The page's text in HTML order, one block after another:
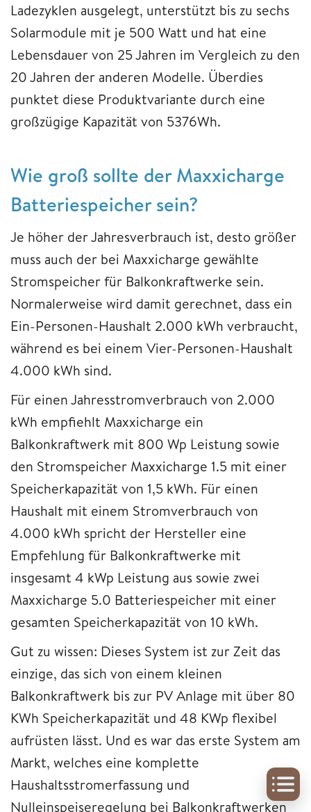
Ladezyklen ausgelegt, unterstützt bis zu sechs
Solarmodule mit je 500 Watt und hat eine
Lebensdauer von 25 Jahren im Vergleich zu den
20 Jahren der anderen Modelle. Überdies
punktet diese Produktvariante durch eine
großzügige Kapazität von 5376Wh.
Wie groß sollte der Maxxicharge
Batteriespeicher sein?
Je höher der Jahresverbrauch ist, desto größer
muss auch der bei Maxxicharge gewählte
Stromspeicher für Balkonkraftwerke sein.
Normalerweise wird damit gerechnet, dass ein
Ein-Personen-Haushalt 2.000 kWh verbraucht,
während es bei einem Vier-Personen-Haushalt
4.000 kWh sind.
Für einen Jahresstromverbrauch von 2.000
kWh empfiehlt Maxxicharge ein
Balkonkraftwerk mit 800 Wp Leistung sowie
den Stromspeicher Maxxicharge 1.5 mit einer
Speicherkapazität von 1,5 kWh. Für einen
Haushalt mit einem Stromverbrauch von
4.000 kWh spricht der Hersteller eine
Empfehlung für Balkonkraftwerke mit
insgesamt 4 kWp Leistung aus sowie zwei
Maxxicharge 5.0 Batteriespeicher mit einer
gesamten Speicherkapazität von 10 kWh.
Gut zu wissen: Dieses System ist zur Zeit das
einzige, das sich von einem kleinen
Balkonkraftwerk bis zur PV Anlage mit über 80
KWh Speicherkapazität und 48 KWp flexibel
aufrüsten lässt. Und es war das erste System am
Markt, welches eine komplette
Haushaltsstromerfassung und
Nulleinspeiseregelung bei Balkonkraftwerken